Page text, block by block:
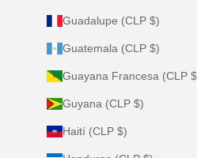
Guadalupe (CLP $)
Guatemala (CLP $)
Guayana Francesa (CLP
Guyana (CLP $)
Haití (CLP $)